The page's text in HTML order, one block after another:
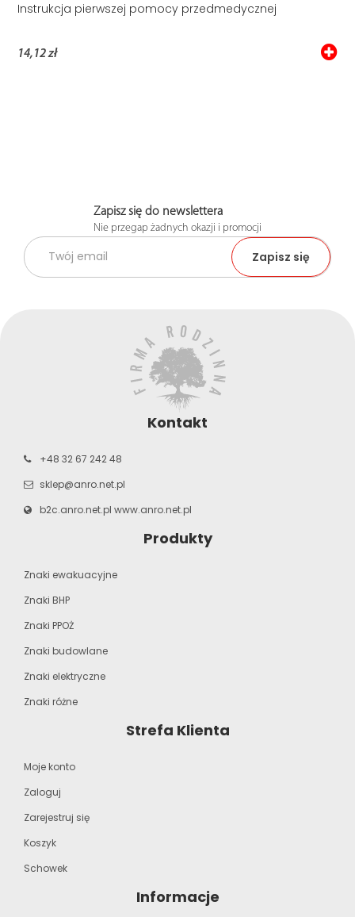
Instrukcja pierwszej pomocy przedmedycznej
14,12 zł
Zapisz się do newslettera
Nie przegap żadnych okazji i promocji
Kontakt
+48 32 67 242 48
sklep@anro.net.pl
b2c.anro.net.pl www.anro.net.pl
Produkty
Znaki ewakuacyjne
Znaki BHP
Znaki PPOŻ
Znaki budowlane
Znaki elektryczne
Znaki różne
Strefa Klienta
Moje konto
Zaloguj
Zarejestruj się
Koszyk
Schowek
Informacje